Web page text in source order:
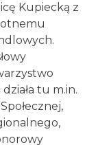
Kupiecką z
tu m.in.